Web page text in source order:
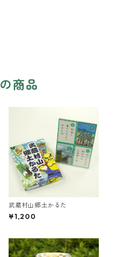
商品
武蔵村山郷土かるた
¥1,200